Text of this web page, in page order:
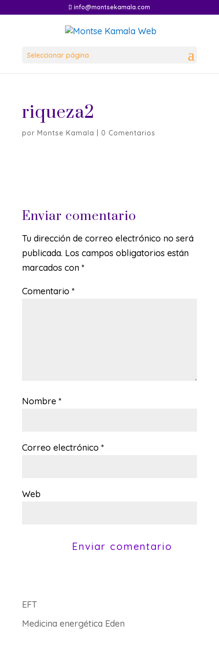
info@montsekamala.com
Seleccionar página
riqueza2
por Montse Kamala 0 Comentarios
Enviar comentario
Tu dirección de correo electrónico no será
publicada. Los campos obligatorios están
marcados con *
Comentario *
Nombre *
Correo electrónico *
Web
EFT
Medicina energética Eden